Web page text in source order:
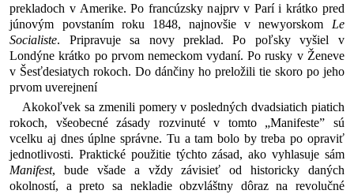
prekladoch v Amerike. Po francúzsky najprv v Parí i krátko pred
júnovým povstaním roku 1848, najnovšie v newyorskom Le
Socialiste. Pripravuje sa novy preklad. Po poľsky vyšiel v
Londýne krátko po prvom nemeckom vydaní. Po rusky v Ženeve
v Šesťdesiatych rokoch. Do dánčiny ho preložili tie skoro po jeho
prvom uverejnení
Akokoľvek sa zmenili pomery v posledných dvadsiatich piatich
rokoch, všeobecné zásady rozvinuté v tomto „Manifeste” sú
vcelku aj dnes úplne správne. Tu a tam bolo by treba po opraviť
jednotlivosti. Praktické použitie týchto zásad, ako vyhlasuje sám
Manifest, bude všade a vždy závisieť od historicky daných
okolností, a preto sa nekladie obzvláštny dôraz na revolučné